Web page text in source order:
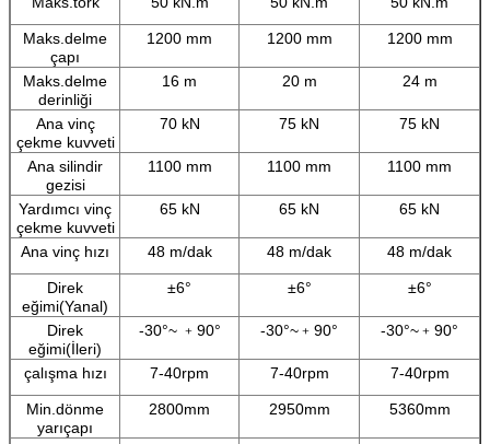
Maks.delme
çapı
1200 mm 1200 mm 1200 mm
Maks.delme
derinliği
16 m 20 m 24 m
Ana vinç
çekme kuvveti
70 kN 75 kN 75 kN
Ana silindir
gezisi
1100 mm 1100 mm 1100 mm
Yardımcı vinç
çekme kuvveti
65 kN 65 kN 65 kN
Ana vinç hızı 48 m/dak 48 m/dak 48 m/dak
Direk
eğimi(Yanal)
±6° ±6° ±6°
Direk
eğimi(İleri)
-30°~ ﹢90° -30°~﹢90° -30°~﹢90°
çalışma hızı 7-40rpm 7-40rpm 7-40rpm
Min.dönme
yarıçapı
2800mm 2950mm 5360mm